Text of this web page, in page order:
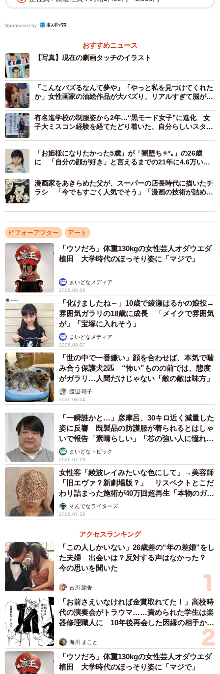
軽くつまむしぐさなど、さりげないポーズから大人の雰囲
気が漂います。同じ人物が描いたとは思えないほど、画面
全体の空気感が変わっているのが印象的です。
2枚のイラストの間にあり長い年月を振り返ったとき、明星
さんは、「まさに『紆余曲折』という言葉が自分の絵の歩
みを一番よく表している」と感じたのだといいます。
部屋の片づけ中に見つけた昔のスケッチブック
投稿のきっかけは、部屋の片づけ中に偶然見つけた昔のス
ケッチブックでした。
「ページをめくると、今とはまったくテイストの違う画風
が出てきて、それがとても面白いと感じました。せっかく
稿することにしました」と振り返ります。
2/6
小学校3年生の頃に描いた絵／明星（@myojo_0120）さん提供
小学生の頃は当時読んでいた漫画やアニメの影響を受けて
いたといいます。
「当時は松井優征先生の『脳噛ネウロ』や『暗殺教室』が
大好きで、独特な世界観やキャラクターの魅せ方にすごく
惹かれていました」
一方で、「実は物心ついた頃から、制服やスーツを着たミ
ステリアスで禁欲的な雰囲気を感じるキャラクターが好き
Sponsored by
おすすめニュース
【写真】現在の劇画タッチのイラスト
「こんなバズるなんて夢や」「やっと私を見つけてくれた
か」女性画家の油絵作品が大バズり、リアルすぎて脳がバ
有名進学校の制服姿から2年…“黒モード女子”に進化 女
子大ミスコン経験を経てたどり着いた、自分らしいスタイ
「お姫様になりたかった5歳」が「闇堕ち✧*｡」の26歳
に 「自分の顔が好き」と言えるまでの21年に4.6万いい
漫画家をあきらめた父が、スーパーの店長時代に描いたチ
ラシ 「今でもすごく人気でそう」「漫画の技術が詰め込
ビフォーアフター アート
「ウソだろ」体重130kgの女性芸人オダウエダ
植田 大学時代のほっそり姿に「マジで」
まいどなメディア
2026.08.08
「化けましたね～」10歳で綾瀬はるかの娘役→
雰囲気ガラリの18歳に成長 「メイクで雰囲気
が」「宝塚に入れそう」
まいどなメディア
2026.08.07
「世の中で一番嫌い」顔を合わせば、本気で噛
み合う保護犬2匹 “怖い”ものの前では、態度
がガラリ…人間だけじゃない「敵の敵は味方」
渡辺 晴子
2026.08.04
「一瞬誰かと…」彦摩呂、30キロ近く減量した
姿に反響 既製品の防護服が着られるとはしゃ
いで報告「素晴らしい」「芯の強い人に憧れま
す」まいどなトピック
2026.07.29
女性客「綾波レイみたいな色にして」→美容師
「旧エヴァ？新劇場版？」 リスペクトとこだ
わり詰まった施術が40万回超再生「本物のガチ
勢」そんでなライターズ
2026.07.28
アクセスランキング
「この人しかいない」26歳差の“年の差婚”をし
た夫婦 出会いは？反対する声はなかった？
今の思いを聞いた
古川 諭香
「お前さえいなければ金賞取れてた！」高校時
代の演奏会がトラウマ……責められた学生は楽
器修理職人に 10年後再会した因縁の相手から
海川 まこと
「ウソだろ」体重130kgの女性芸人オダウエダ
植田 大学時代のほっそり姿に「マジで」